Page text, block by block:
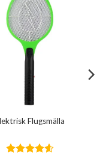
Flugsmälla